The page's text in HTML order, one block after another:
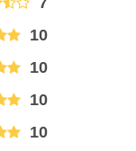
10
10
10
10